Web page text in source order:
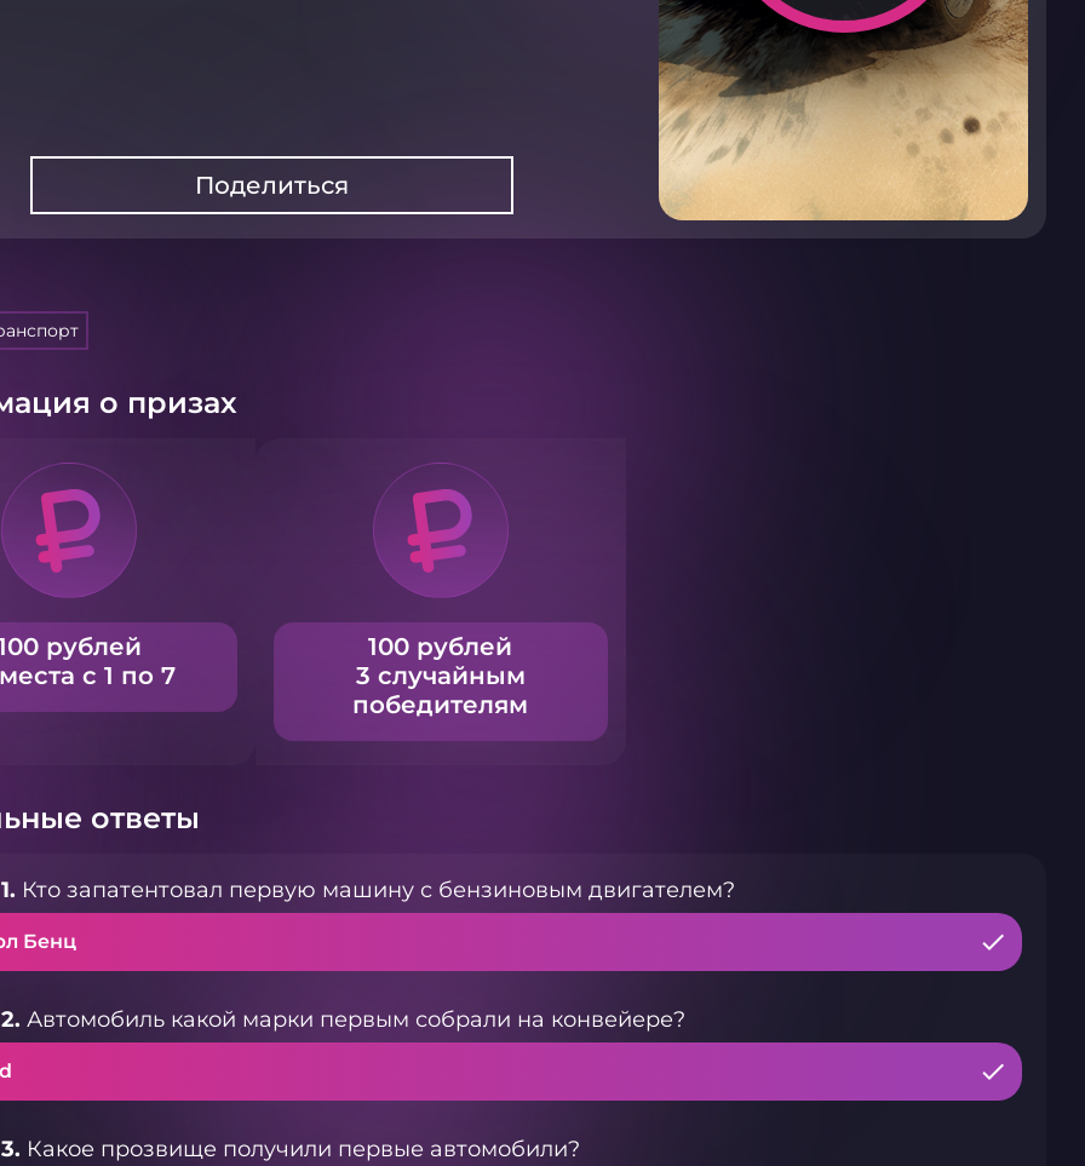
Поделиться
о призах
рублей
с 1 по 7
100 рублей
3 случайным
победителям
ответы
Кто запатентовал первую машину с бензиновым двигателем?
Бенц
Автомобиль какой марки первым собрали на конвейере?
Какое прозвище получили первые автомобили?